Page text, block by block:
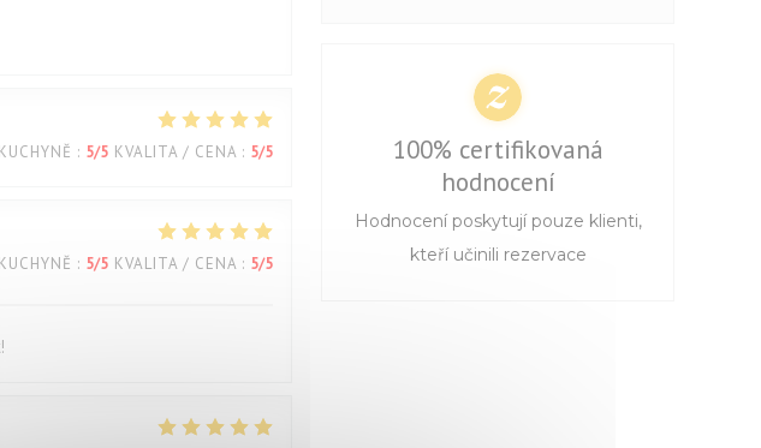
KUCHYNĚ : 5/5 KVALITA / CENA : 5/5
KUCHYNĚ : 5/5 KVALITA / CENA : 5/5
100% certifikovaná
hodnocení
Hodnocení poskytují pouze klienti,
kteří učinili rezervace